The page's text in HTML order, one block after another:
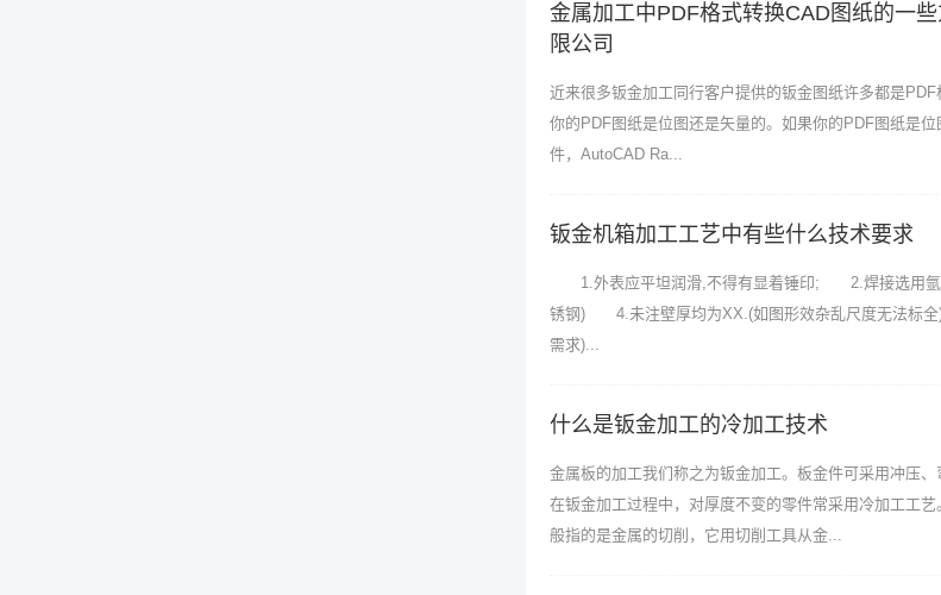
金属加工中PDF格式转换CAD图纸的一
限公司
近来很多钣金加工同行客户提供的钣金图纸许多都是
你的PDF图纸是位图还是矢量的。如果你的PDF图纸是
件，AutoCAD Ra...
钣金机箱加工工艺中有些什么技术要求
1.外表应平坦润滑,不得有显着锤印; 2.焊接选用
锈钢) 4.未注壁厚均为XX.(如图形效杂乱尺度无法标
需求)...
什么是钣金加工的冷加工技术
金属板的加工我们称之为钣金加工。板金件可采用冲压、
在钣金加工过程中，对厚度不变的零件常采用冷加工工
般指的是金属的切削，它用切削工具从金...